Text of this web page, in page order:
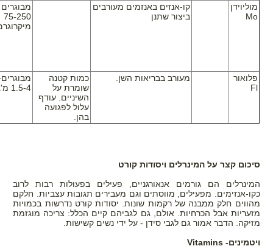
מוליוידן
Mo
קו-אנזים באנזמים מעורבים
ביצור שתנן
75-250
פלואור
Fl
מעורב בבריאות השן.
כמות קטנה
שומרת על
השיניים. עודף
עלול לפגועה
בהן.
1.5-4 מ'ג
סיכום קצר על המינרלים ויסודות קורט
המינרלים הם גורמים אנאורגניים, פעילים בפעולות רבות לרוב
כקו-אנזימים. מפעילים, מווסתים וגם מעבירים תגובות עצביות. חלקם
מהווים חלק ממבנה של רקמות שונות. יסודות קורט נדרשות בכמויות
מזעריות אבל הכרחיות. אולם, גם לגביהם קיים הכלל: צריכה מוגזמת
מזיקה. הדבר אמור גם לגבי סידן - על ידי נשים קשישות.
ויטמינים-Vitamins